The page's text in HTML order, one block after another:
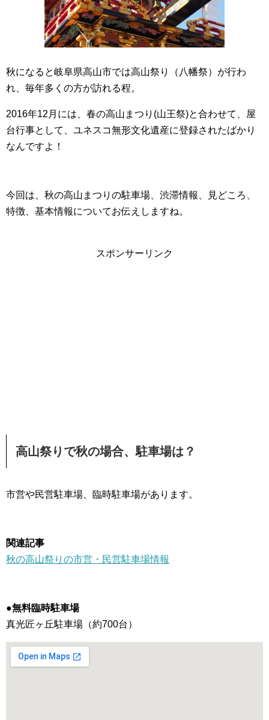
秋になると岐阜県高山市では高山祭り（八幡祭）が行わ
れ、毎年多くの方が訪れる程。
2016年12月には、春の高山まつり(山王祭)と合わせて、屋
台行事として、ユネスコ無形文化遺産に登録されたばかり
なんですよ！
今回は、秋の高山まつりの駐車場、渋滞情報、見どころ、
特徴、基本情報についてお伝えしますね。
スポンサーリンク
高山祭りで秋の場合、駐車場は？
市営や民営駐車場、臨時駐車場があります。
関連記事
秋の高山祭りの市営・民営駐車場情報
●無料臨時駐車場
真光匠ヶ丘駐車場（約700台）